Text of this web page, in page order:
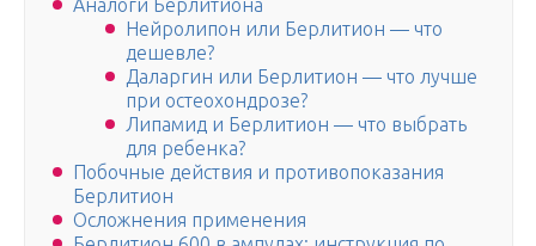
Аналоги Берлитиона
Нейролипон или Берлитион — что
дешевле?
Даларгин или Берлитион — что лучше
при остеохондрозе?
Липамид и Берлитион — что выбрать
для ребенка?
Побочные действия и противопоказания
Берлитион
Осложнения применения